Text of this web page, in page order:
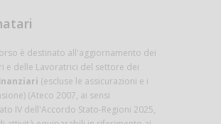
è destinato all'aggiornamento dei
e delle Lavoratrici del settore dei
(escluse le assicurazioni e i
(Ateco 2007, ai sensi
IV dell'Accordo Stato-Regioni 2025,